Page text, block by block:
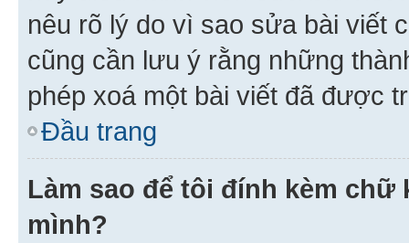
nêu rõ lý do vì sao sửa bài viết
cũng cần lưu ý rằng những
phép xoá một bài viết đã được
Đầu trang
Làm sao để tôi đính kèm chữ
mình?